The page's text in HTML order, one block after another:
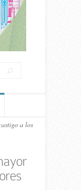
a los